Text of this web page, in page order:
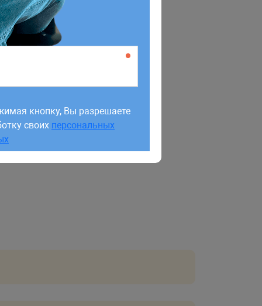
кнопку, Вы разрешаете
кнопку, Вы разрешаете
своих персональных